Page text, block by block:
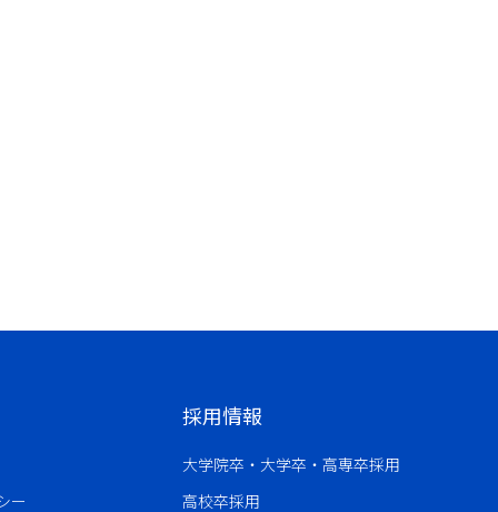
ー
採用情報
大学院卒・大学卒・高専卒採用
高校卒採用